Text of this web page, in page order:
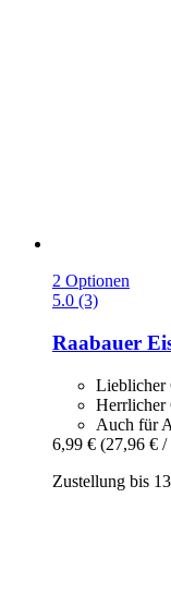
2 Optionen
5.0 (3)
Raabauer
Lieblicher
Herrlicher
Auch für
6,99 € (27,96 € /
Zustellung bis